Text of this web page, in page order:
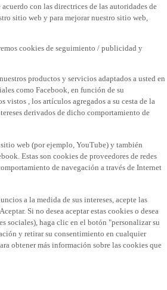
con las directrices de las autoridades de
sitio web y para mejorar nuestro sitio web,
cookies de seguimiento / publicidad y
productos y servicios adaptados a usted en
como Facebook, en función de su
, los artículos agregados a su cesta de la
derivados de dicho comportamiento de
web (por ejemplo, YouTube) y también
Estas son cookies de proveedores de redes
de navegación a través de Internet
a la medida de sus intereses, acepte las
Si no desea aceptar estas cookies o desea
sociales), haga clic en el botón "personalizar su
y retirar su consentimiento en cualquier
obtener más información sobre las cookies que